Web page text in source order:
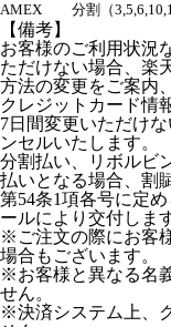
AMEX
分割（
【備考】
お客様のご利用状況
ただけない場合、楽
方法の変更をご案内
クレジットカード情
7日間変更いただけ
ンセルいたします。
分割払い、リボルビ
払いとなる場合、割
第54条1項各号に定
ールにより交付しま
※ご注文の際にお客
場合もございます。
※お客様と異なる名
せん。
※決済システム上、